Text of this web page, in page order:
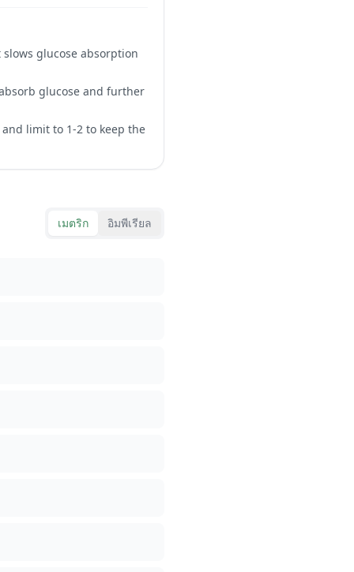
glucose absorption
glucose and further
limit to 1-2 to keep the
เมตริก อิมพีเรียล